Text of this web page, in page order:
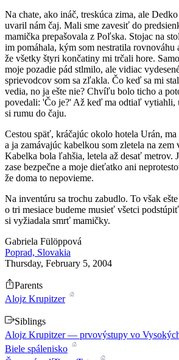
Na chate, ako ináč, treskúca zima, ale
uvaril nám čaj. Mali sme zavesiť do
mamička prepašovala z Poľska. Stojac na
im pomáhala, kým som nestratila rovnováhu
že všetky štyri končatiny mi trčali hore.
moje pozadie pád stlmilo, ale vidiac
sprievodcov som sa zľakla. Čo keď sa mi
vedia, no ja ešte nie? Chvíľu bolo ticho a
povedali: 'Čo je?' Až keď ma odtiaľ vytiahli,
si rumu do čaju.
Cestou späť, kráčajúc okolo hotela Urán,
a ja zamávajúc kabelkou som zletela na zem
Kabelka bola ľahšia, letela až desať metrov.
zase bezpečne a moje dieťatko ani
že doma to nepovieme.
Na inventúru sa trochu zabudlo. To však
o tri mesiace budeme musieť všetci
si vyžiadala smrť mamičky.
Gabriela Fülöppová
Poprad, Slovakia
Thursday, February 5, 2004
Parents
Alojz Krupitzer
Siblings
Alojz Krupitzer — prvovýstupy vo
Biele spálenisko